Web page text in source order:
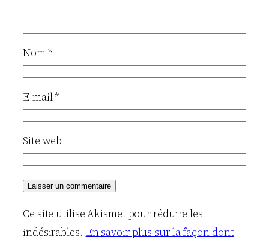
Nom*
E-mail*
Site web
Ce site utilise Akismet pour réduire les
indésirables. En savoir plus sur la façon dont